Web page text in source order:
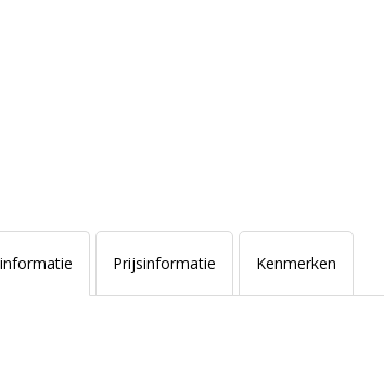
Prijsinformatie Kenmerken